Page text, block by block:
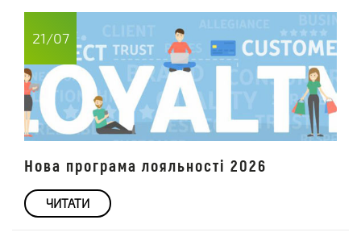
21/07
Нова програма лояльності 2026
ЧИТАТИ